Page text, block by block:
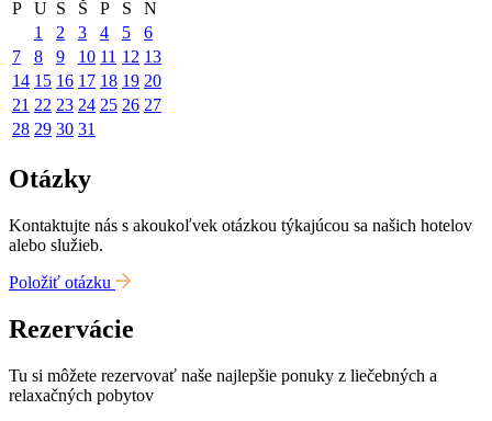
P U S Š P S
N
1
2 3 4 5
6
7
8 9 10 11 12 13
14 15 16 17 18 19 20
21 22 23 24 25 26 27
28 29 30 31
Otázky
Kontaktujte nás s akoukoľvek otázkou týkajúcou sa našich hotelov
alebo služieb.
Položiť otázku
Rezervácie
Tu si môžete rezervovať naše najlepšie ponuky z liečebných a
relaxačných pobytov